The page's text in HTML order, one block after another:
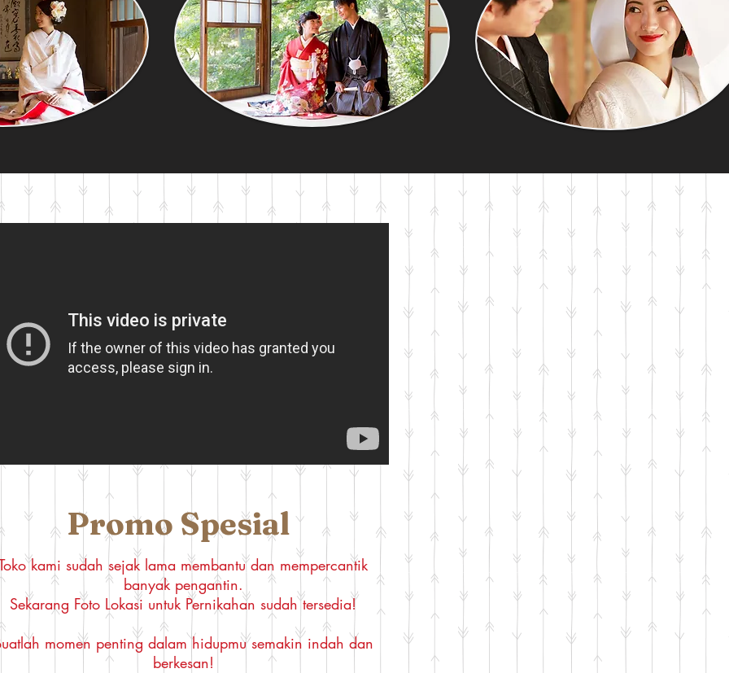
​Promo Spesial
kami sudah sejak lama membantu dan mempercantik
banyak pengantin.
Sekarang Foto Lokasi untuk Pernikahan sudah tersedia!
momen penting dalam hidupmu semakin indah dan
berkesan!